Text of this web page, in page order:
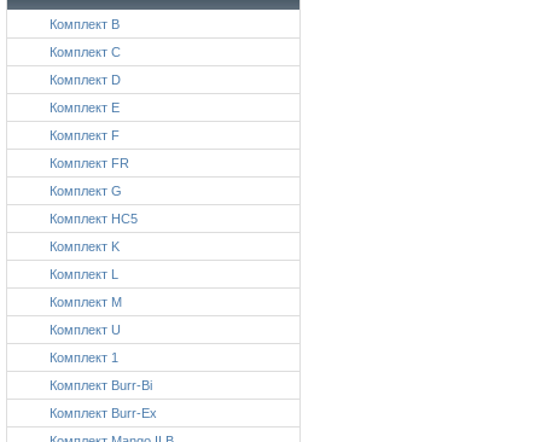
Комплект B
Комплект C
Комплект D
Комплект E
Комплект F
Комплект FR
Комплект G
Комплект HC5
Комплект K
Комплект L
Комплект M
Комплект U
Комплект 1
Комплект Burr-Bi
Комплект Burr-Ex